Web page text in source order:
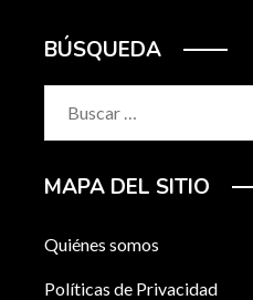
BÚSQUEDA
MAPA DEL SITIO
Quiénes somos
Políticas de Privacidad